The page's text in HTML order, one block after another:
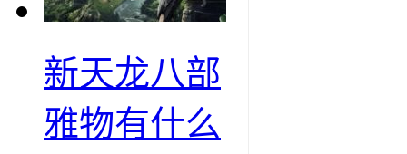
新天龙八部
雅物有什么